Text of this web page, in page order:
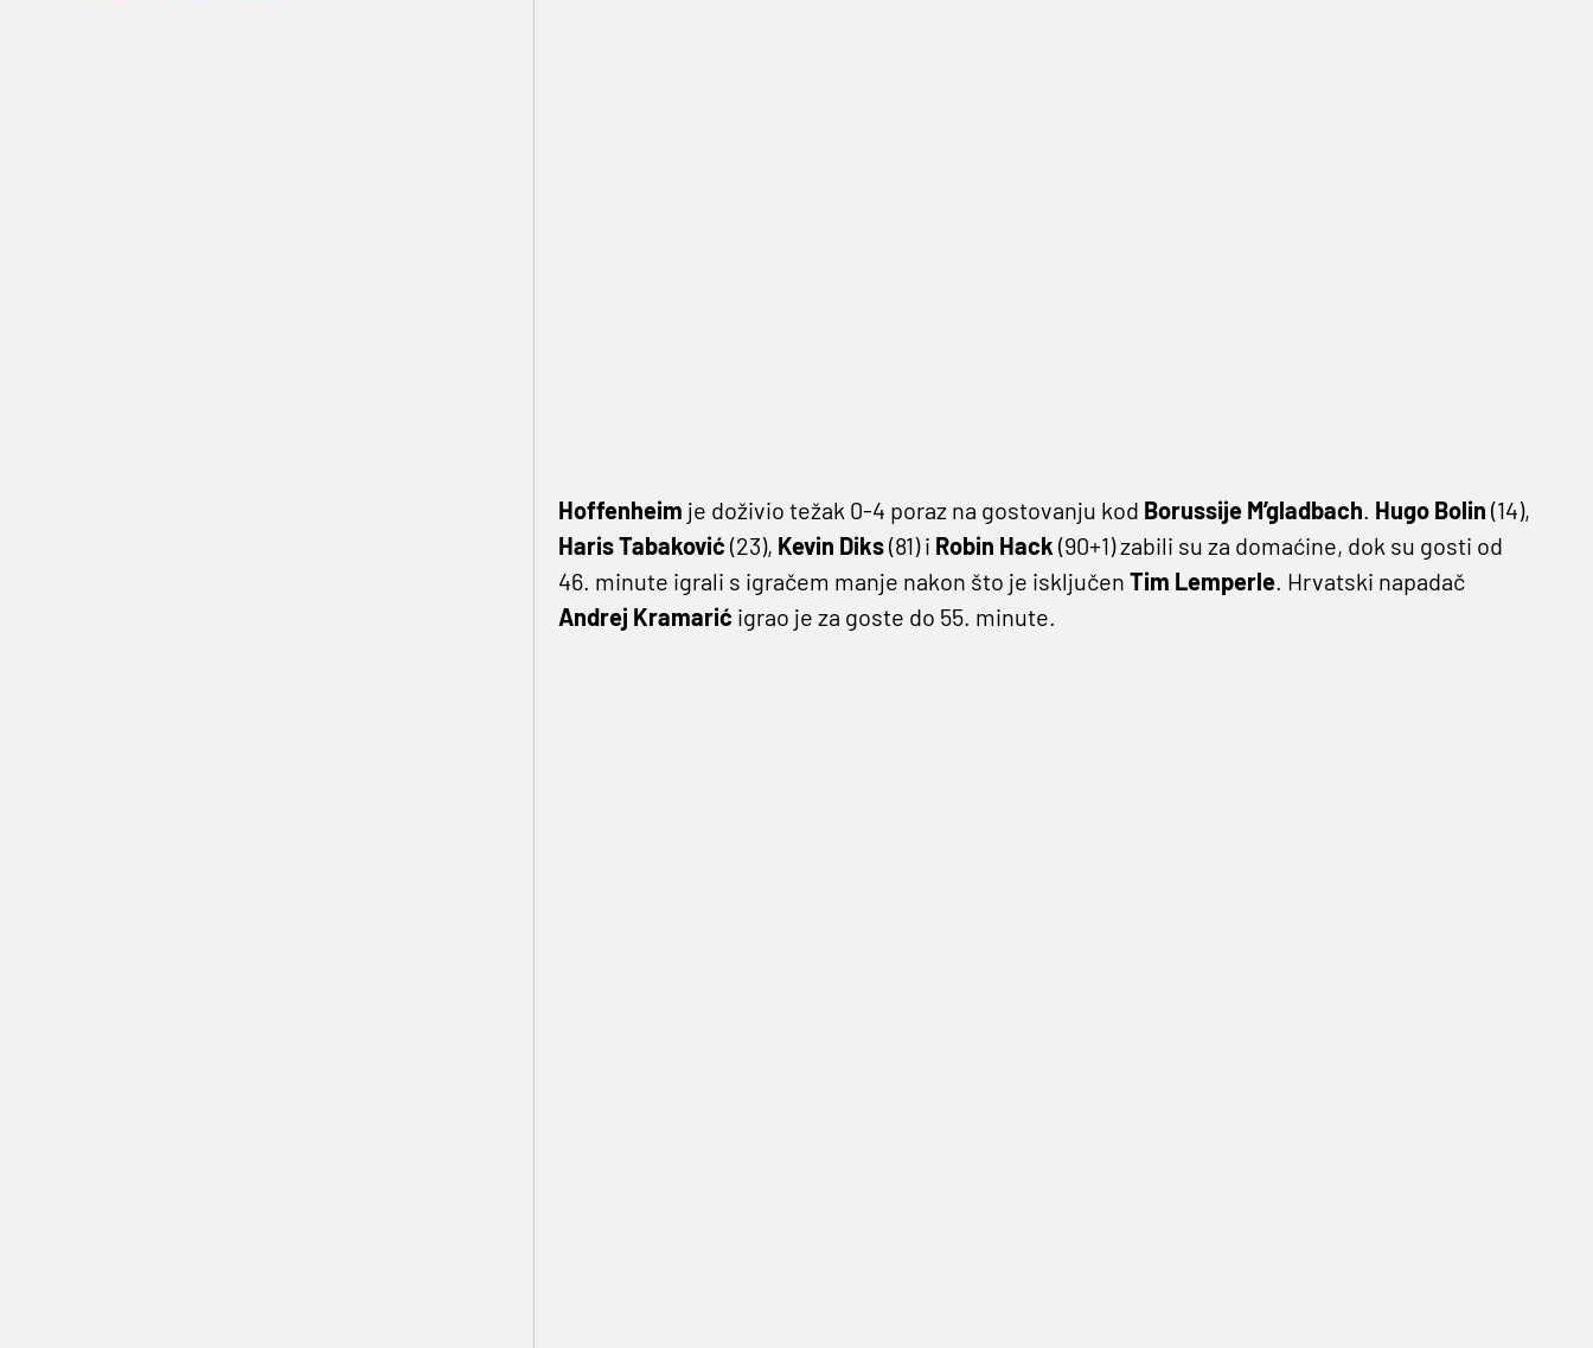
Hoffenheim je doživio težak 0-4 poraz na gostovanju kod Borussije M’gladbach. Hugo Bolin (14),
Haris Tabaković (23), Kevin Diks(81) i Robin Hack (90+1) zabili su za domaćine, dok su gosti od
46. minute igrali s igračem manje nakon što je isključen Tim Lemperle. Hrvatski napadač
Andrej Kramarić igrao je za goste do 55. minute.